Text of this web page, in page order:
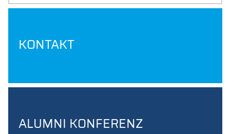
KONTAKT
ALUMNI KONFERENZ